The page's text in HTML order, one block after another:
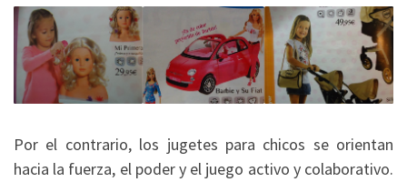
Por el contrario, los jugetes para chicos se orientan
hacia la fuerza, el poder y el juego activo y colaborativo.